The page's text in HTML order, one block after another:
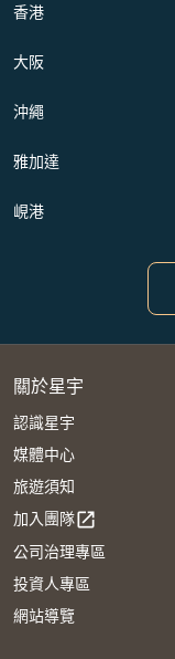
香港
大阪
沖繩
雅加達
峴港
關於星宇
認識星宇
媒體中心
旅遊須知
加入團隊open_in_new
公司治理專區
投資人專區
網站導覽